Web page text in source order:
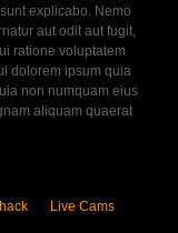
explicabo. Nemo
aut odit aut fugit,
ratione voluptatem
dolorem ipsum quia
non numquam eius
aliquam quaerat
Live Cams